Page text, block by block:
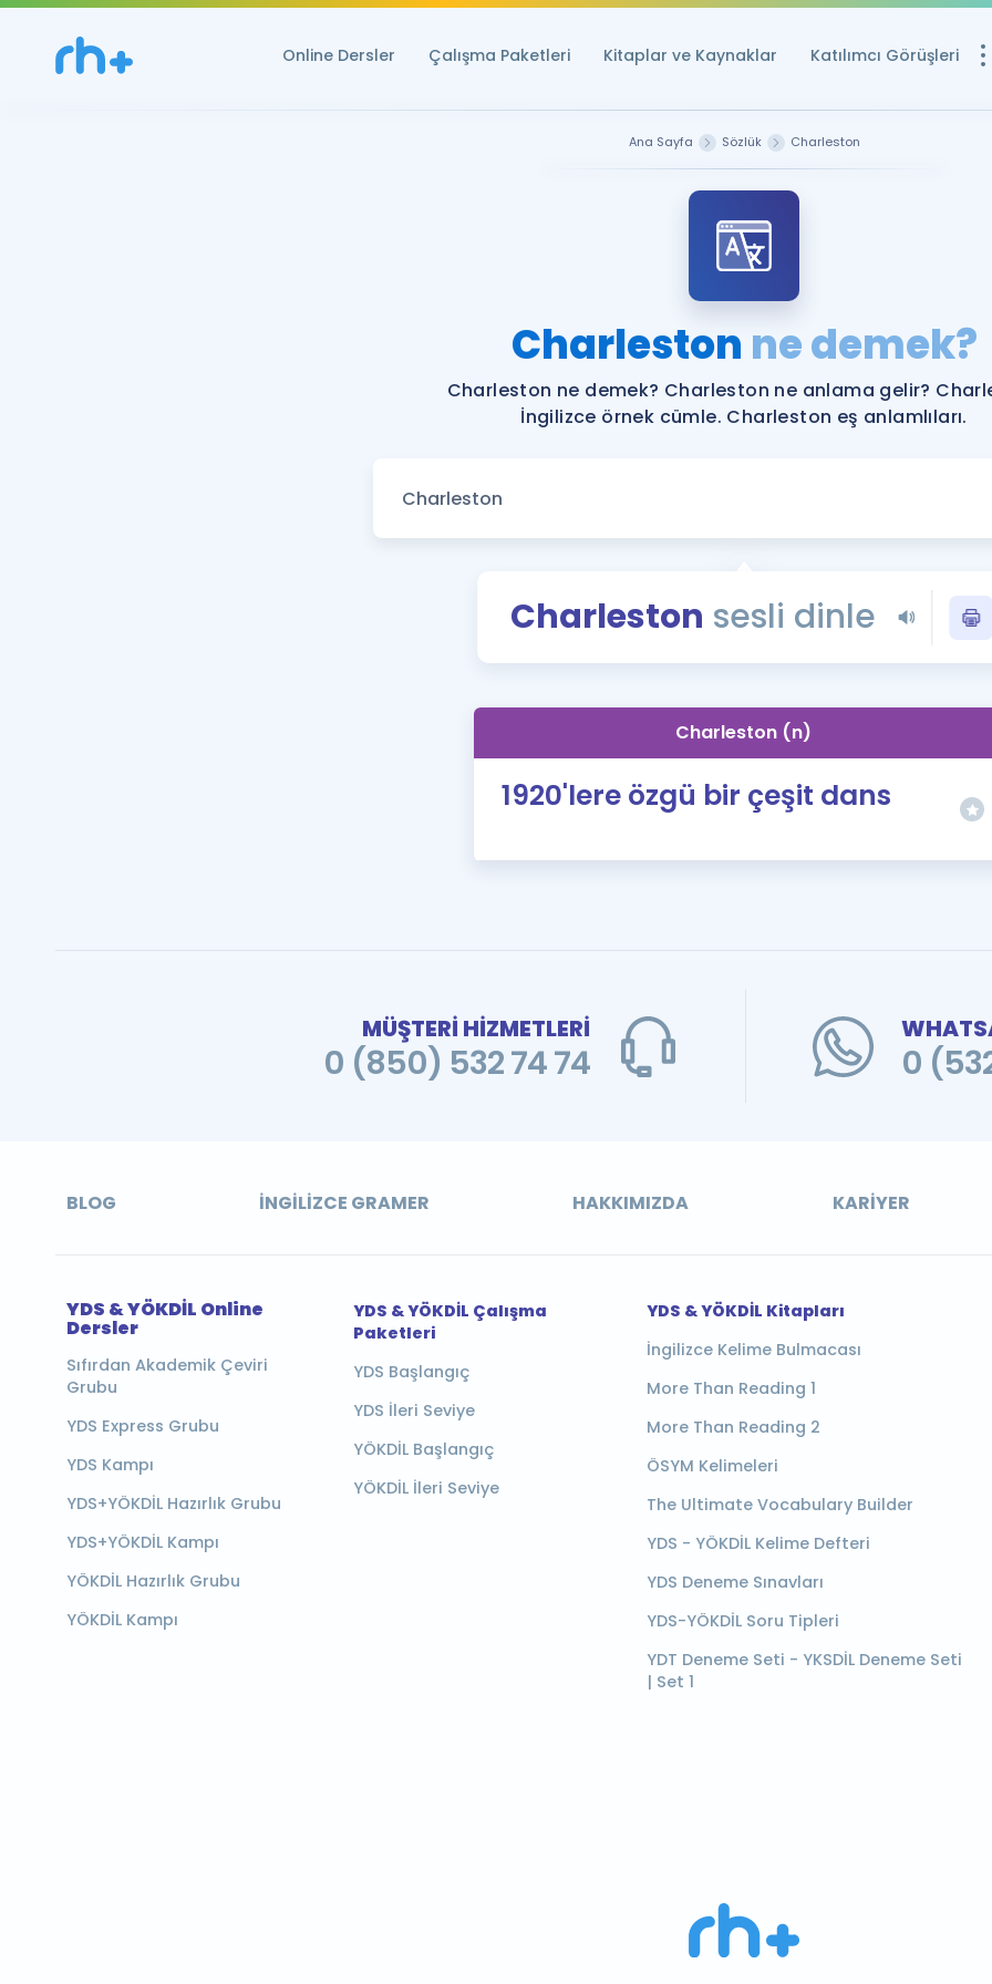
Online Dersler Çalışma Paketleri Kitaplar ve Kaynaklar Katılımcı Görüşleri
Ücretsiz
YDS ve YÖKDİL
YDS ve YÖKDİL'e
Tüm ÖSYM
YDS - YÖKDİL
İngilizce
Ana Sayfa Sözlük Charleston
Charleston ne demek?
Charleston ne demek? Charleston ne anlama gelir?
İngilizce örnek cümle. Charleston eş anlamlıları.
Charleston sesli dinle
Charleston (n)
1920'lere özgü bir çeşit dans
MÜŞTERİ HİZMETLERİ
0 (850) 532 74 74 0
BLOG İNGILIZCE GRAMER HAKKIMIZDA KARIYER
YDS & YÖKDİL Online
Dersler
Sıfırdan Akademik Çeviri
Grubu
YDS Express Grubu
YDS Kampı
YDS+YÖKDİL Hazırlık Grubu
YDS+YÖKDİL Kampı
YÖKDİL Hazırlık Grubu
YÖKDİL Kampı
YDS & YÖKDİL Çalışma
Paketleri
YDS Başlangıç
YDS İleri Seviye
YÖKDİL Başlangıç
YÖKDİL İleri Seviye
YDS & YÖKDİL Kitapları
İngilizce Kelime Bulmacası
More Than Reading 1
More Than Reading 2
ÖSYM Kelimeleri
The Ultimate Vocabulary Builder
YDS - YÖKDİL Kelime Defteri
YDS Deneme Sınavları
YDS-YÖKDİL Soru Tipleri
YDT Deneme Seti - YKSDİL Deneme Seti
| Set 1